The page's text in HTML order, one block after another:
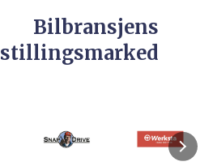
Bilbransjens
stillingsmarked